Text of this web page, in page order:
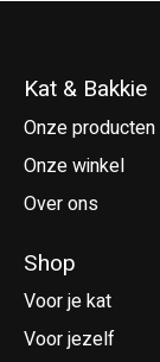
Kat & Bakkie
Onze producten
Onze winkel
Over ons
Shop
Voor je kat
Voor jezelf